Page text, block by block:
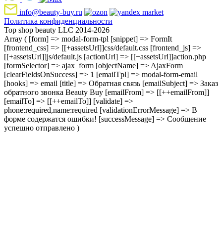
info@beauty-buy.ru
Политика конфиденциальности
Top shop beauty LLC 2014-2026
Array ( [form] => modal-form-tpl [snippet] => FormIt
[frontend_css] => [[+assetsUrl]]css/default.css [frontend_js] =>
[[+assetsUrl]]js/default.js [actionUrl] => [[+assetsUrl]]action.php
[formSelector] => ajax_form [objectName] => AjaxForm
[clearFieldsOnSuccess] => 1 [emailTpl] => modal-form-email
[hooks] => email [title] => Обратная связь [emailSubject] => Заказ
обратного звонка Beauty Buy [emailFrom] => [[++emailFrom]]
[emailTo] => [[++emailTo]] [validate] =>
phone:required,name:required [validationErrorMessage] => В
форме содержатся ошибки! [successMessage] => Сообщение
успешно отправлено )